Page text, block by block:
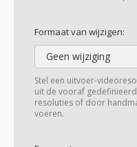
Formaat van wijzigen:
Geen wijziging
Stel een uitvoer-
uit de vooraf
resoluties of door
voeren.